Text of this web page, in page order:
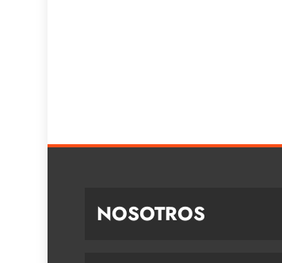
NOSOTROS